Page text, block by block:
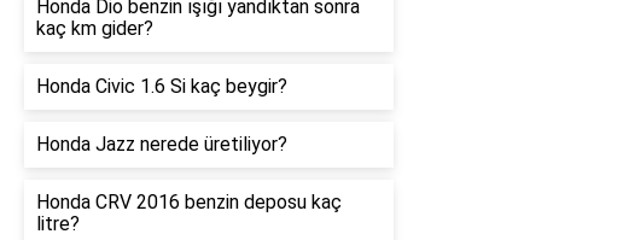
Honda Dio benzin ışığı yandıktan sonra
kaç km gider?
Honda Civic 1.6 Si kaç beygir?
Honda Jazz nerede üretiliyor?
Honda CRV 2016 benzin deposu kaç
litre?